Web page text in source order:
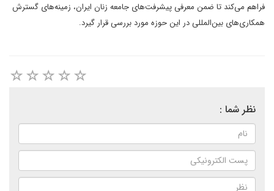
فراهم می‌کند تا ضمن معرفی پیشرفت‌های جامعه زنان ایران، زمینه‌های گسترش
همکاری‌های بین‌المللی در این حوزه مورد بررسی قرار گیرد.
نظر شما :